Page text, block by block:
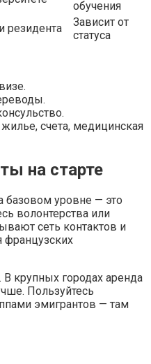
обучения
резидента
Зависит от
статуса
счета, медицинская
на старте
базовом уровне — это
волонтерства или
сеть контактов и
крупных городах аренда
Пользуйтесь
эмигрантов — там